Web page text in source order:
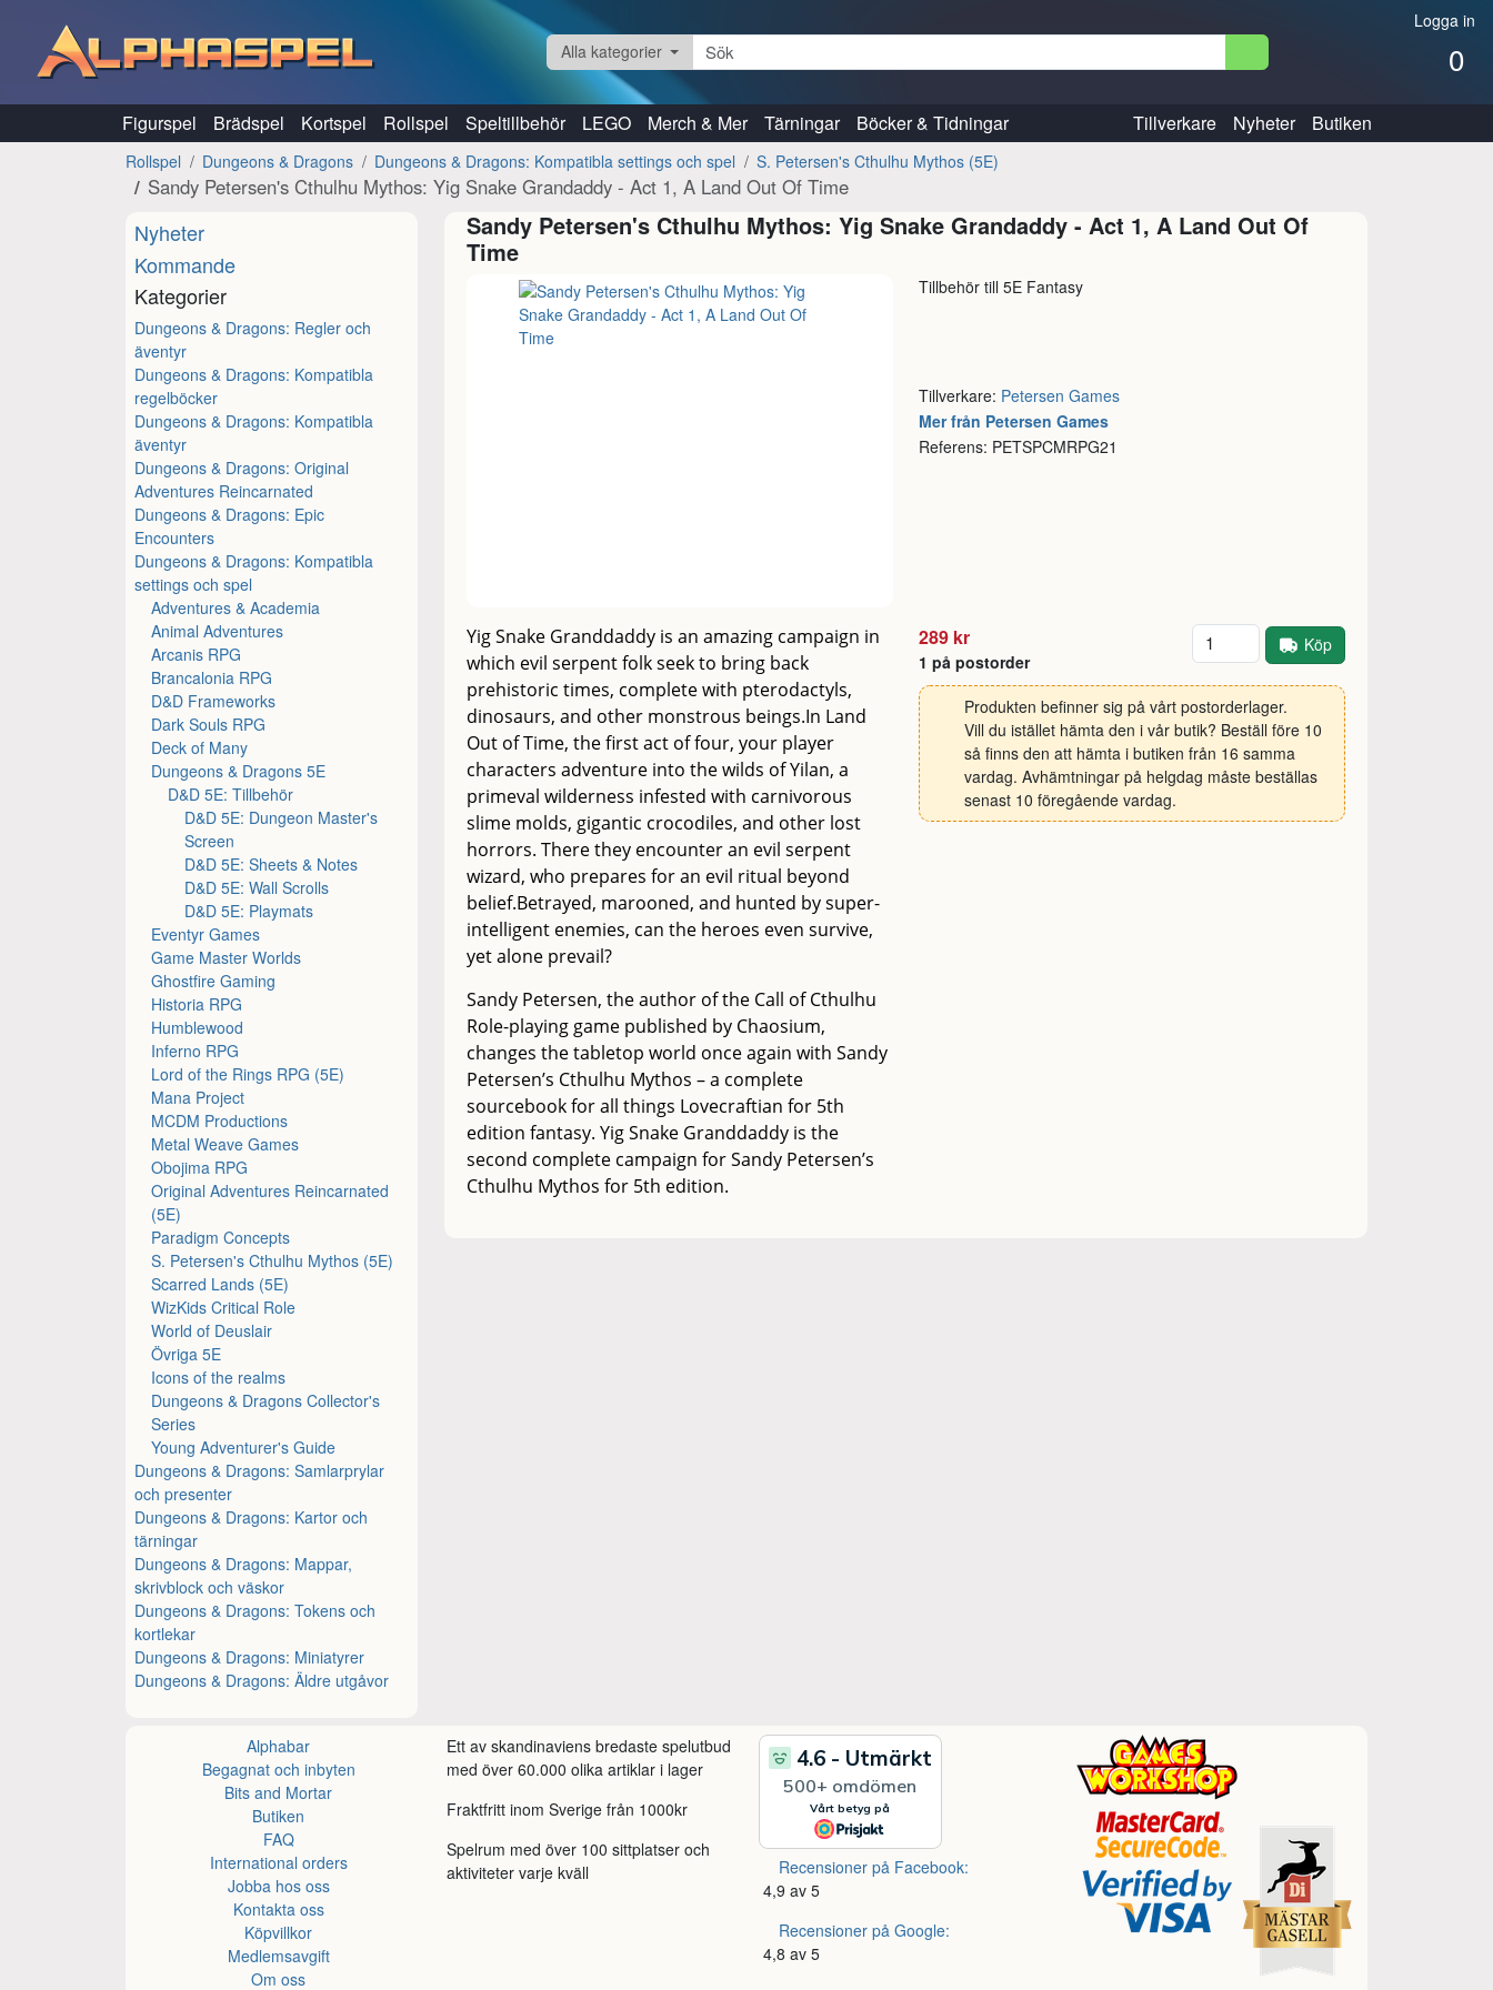
Logga in
0
Alla kategorier
Figurspel Brädspel Kortspel Rollspel Speltillbehör LEGO Merch & Mer Tärningar Böcker & Tidningar Tillverkare Nyheter Butiken
Rollspel Dungeons & Dragons Dungeons & Dragons: Kompatibla settings och spel S. Petersen's Cthulhu Mythos (5E)
Sandy Petersen's Cthulhu Mythos: Yig Snake Grandaddy - Act 1, A Land Out Of Time
Nyheter
Kommande
Kategorier
Dungeons & Dragons: Regler och
äventyr
Dungeons & Dragons: Kompatibla
regelböcker
Dungeons & Dragons: Kompatibla
äventyr
Dungeons & Dragons: Original
Adventures Reincarnated
Dungeons & Dragons: Epic
Encounters
Dungeons & Dragons: Kompatibla
settings och spel
Adventures & Academia
Animal Adventures
Arcanis RPG
Brancalonia RPG
D&D Frameworks
Dark Souls RPG
Deck of Many
Dungeons & Dragons 5E
D&D 5E: Tillbehör
D&D 5E: Dungeon Master's
Screen
D&D 5E: Sheets & Notes
D&D 5E: Wall Scrolls
D&D 5E: Playmats
Eventyr Games
Game Master Worlds
Ghostfire Gaming
Historia RPG
Humblewood
Inferno RPG
Lord of the Rings RPG (5E)
Mana Project
MCDM Productions
Metal Weave Games
Obojima RPG
Original Adventures Reincarnated
(5E)
Paradigm Concepts
S. Petersen's Cthulhu Mythos (5E)
Scarred Lands (5E)
WizKids Critical Role
World of Deuslair
Övriga 5E
Icons of the realms
Dungeons & Dragons Collector's
Series
Young Adventurer's Guide
Dungeons & Dragons: Samlarprylar
och presenter
Dungeons & Dragons: Kartor och
tärningar
Dungeons & Dragons: Mappar,
skrivblock och väskor
Dungeons & Dragons: Tokens och
kortlekar
Dungeons & Dragons: Miniatyrer
Dungeons & Dragons: Äldre utgåvor
Sandy Petersen's Cthulhu Mythos: Yig Snake Grandaddy - Act 1, A Land Out Of
Time
Tillbehör till 5E Fantasy
Tillverkare: Petersen Games
Mer från Petersen Games
Referens: PETSPCMRPG21
Yig Snake Granddaddy is an amazing campaign in
which evil serpent folk seek to bring back
prehistoric times, complete with pterodactyls,
dinosaurs, and other monstrous beings.In Land
Out of Time, the first act of four, your player
characters adventure into the wilds of Yilan, a
primeval wilderness infested with carnivorous
slime molds, gigantic crocodiles, and other lost
horrors. There they encounter an evil serpent
wizard, who prepares for an evil ritual beyond
belief.Betrayed, marooned, and hunted by super-
intelligent enemies, can the heroes even survive,
yet alone prevail?
Sandy Petersen, the author of the Call of Cthulhu
Role-playing game published by Chaosium,
changes the tabletop world once again with Sandy
Petersen’s Cthulhu Mythos – a complete
sourcebook for all things Lovecraftian for 5th
edition fantasy. Yig Snake Granddaddy is the
second complete campaign for Sandy Petersen’s
Cthulhu Mythos for 5th edition.
289 kr
1 på postorder
Antal Köp
Produkten befinner sig på vårt postorderlager.
Vill du istället hämta den i vår butik? Beställ före 10
så finns den att hämta i butiken från 16 samma
vardag. Avhämtningar på helgdag måste beställas
senast 10 föregående vardag.
Alphabar
Begagnat och inbyten
Bits and Mortar
Butiken
FAQ
International orders
Jobba hos oss
Kontakta oss
Köpvillkor
Medlemsavgift
Om oss
Ett av skandinaviens bredaste spelutbud
med över 60.000 olika artiklar i lager
Fraktfritt inom Sverige från 1000kr
Spelrum med över 100 sittplatser och
aktiviteter varje kväll
Recensioner på Facebook:
4,9 av 5
Recensioner på Google:
4,8 av 5